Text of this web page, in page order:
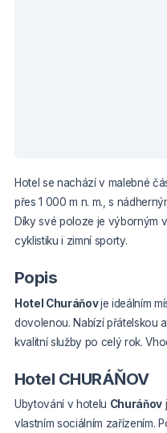
Hotel se nachází v malebné
přes 1 000 m n. m., s
Díky své poloze je výborným
cyklistiku i zimní sporty.
Popis
Hotel Churáňovje ideálním
dovolenou. Nabízí přátelskou
kvalitní služby po celý rok.
Hotel CHURÁŇOV
Ubytování v hotelu Churáňov
vlastním sociálním zařízením.